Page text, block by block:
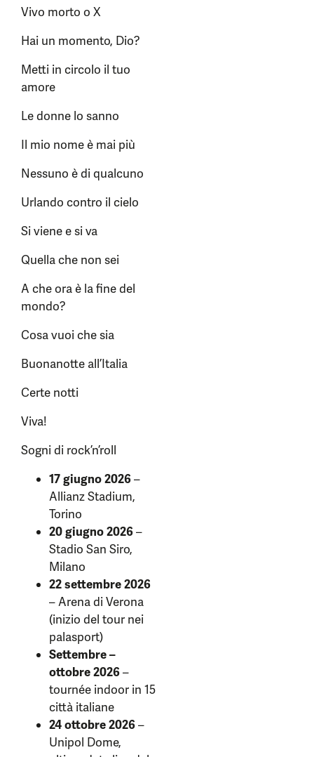
Vivo morto o X
Hai un momento, Dio?
Metti in circolo il tuo
amore
Le donne lo sanno
Il mio nome è mai più
Nessuno è di qualcuno
Urlando contro il cielo
Si viene e si va
Quella che non sei
A che ora è la fine del
mondo?
Cosa vuoi che sia
Buonanotte all’Italia
Certe notti
Viva!
Sogni di rock’n’roll
17 giugno 2026–
Allianz Stadium,
Torino
20 giugno 2026–
Stadio San Siro,
Milano
22 settembre 2026
– Arena di Verona
(inizio del tour nei
palasport)
Settembre –
ottobre 2026–
tournée indoor in 15
città italiane
24 ottobre 2026–
Unipol Dome,